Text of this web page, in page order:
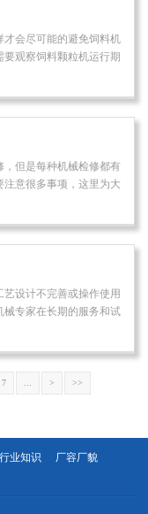
会尽可能的避免饲料机
观察饲料颗粒机运行期
，但是每种机械检修都有
意很多事项，这里为大
设计不完善或操作使用
专家在长期的服务和试
7 > >>
行业知识
厂容厂貌